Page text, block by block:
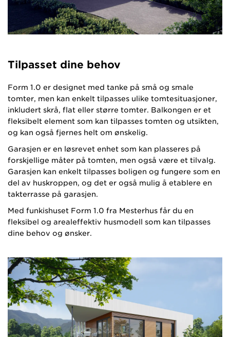
Tilpasset dine behov
Form 1.0 er designet med tanke på små og smale
tomter, men kan enkelt tilpasses ulike tomtesituasjoner,
inkludert skrå, flat eller større tomter. Balkongen er et
fleksibelt element som kan tilpasses tomten og utsikten,
og kan også fjernes helt om ønskelig.
Garasjen er en løsrevet enhet som kan plasseres på
forskjellige måter på tomten, men også være et tilvalg.
Garasjen kan enkelt tilpasses boligen og fungere som en
del av huskroppen, og det er også mulig å etablere en
takterrasse på garasjen.
Med funkishuset Form 1.0 fra Mesterhus får du en
fleksibel og arealeffektiv husmodell som kan tilpasses
dine behov og ønsker.